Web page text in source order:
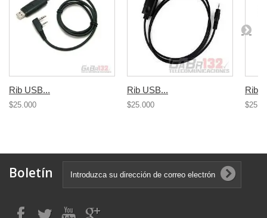
Rib USB...
$25.000
Rib USB...
$25.000
Rib
Boletín